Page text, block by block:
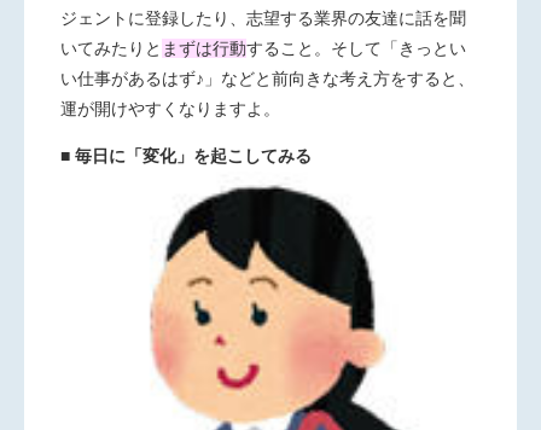
ジェントに登録したり、志望する業界の友達に話を聞
いてみたりと まずは行動すること。そして「きっとい
い仕事があるはず♪」などと前向きな考え方をすると、
運が開けやすくなりますよ。
■ 毎日に「変化」を起こしてみる